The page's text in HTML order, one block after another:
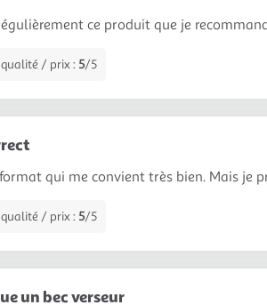
ce produit que je
/ prix : 5/5
qui me convient très bien. Mais je
/ prix : 5/5
un bec verseur